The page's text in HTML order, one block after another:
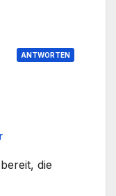
ANTWORTEN
die